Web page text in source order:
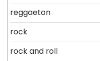
reggaeton
rock
rock and roll